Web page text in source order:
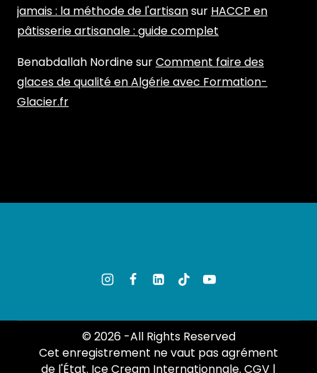
jamais : la méthode de l'artisansur HACCP en
pâtisserie artisanale : guide complet
Benabdallah NordinesurComment faire des
glaces de qualité en Algérie avec Formation-
Glacier.fr
© 2026 -All Rights Reserved
Cet enregistrement ne vaut pas agrément
de l'État. Ice Cream Internationnale. CGV |